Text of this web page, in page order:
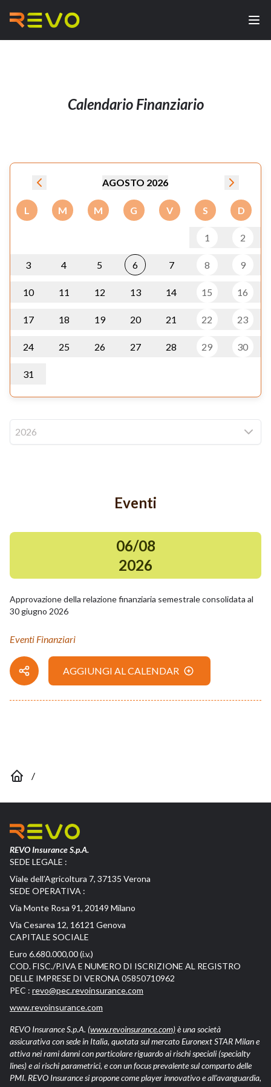
Calendario Finanziario
AGOSTO 2026
L M M G V S D
1 2
3 4 5 6 7 8 9
10 11 12 13 14 15 16
17 18 19 20 21 22 23
24 25 26 27 28 29 30
31
2026
Eventi
06/08
2026
Approvazione della relazione finanziaria semestrale consolidata al
30 giugno 2026
Eventi Finanziari
AGGIUNGI AL CALENDAR
/
REVO Insurance S.p.A.
SEDE LEGALE :
Viale dell’Agricoltura 7, 37135 Verona
SEDE OPERATIVA :
Via Monte Rosa 91, 20149 Milano
Via Cesarea 12, 16121 Genova
CAPITALE SOCIALE
Euro 6.680.000,00 (i.v.)
COD. FISC./P.IVA E NUMERO DI ISCRIZIONE AL REGISTRO
DELLE IMPRESE DI VERONA 05850710962
PEC : revo@pec.revoinsurance.com
www.revoinsurance.com
REVO Insurance S.p.A. (www.revoinsurance.com)è una società
assicurativa con sede in Italia, quotata sul mercato Euronext STAR Milan e
attiva nei rami danni con particolare riguardo ai rischi speciali (specialty
lines) e ai rischi parametrici, e con un focus prevalente sul comparto delle
PMI. REVO Insurance si propone come player innovativo e all’avanguardia,